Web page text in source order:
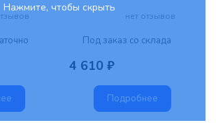
Нажмите, чтобы скрыть
нет отзывов
Под заказ со склада
4 610 ₽
Подробнее